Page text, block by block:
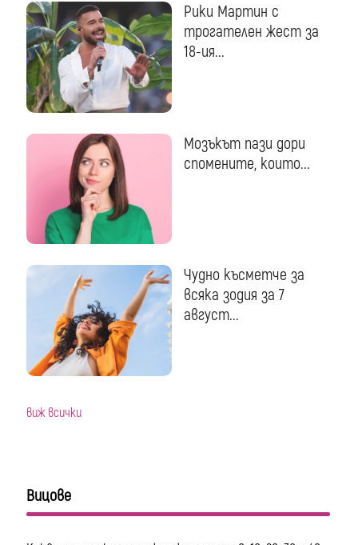
Рики Мартин с
трогателен жест за
18-ия...
Мозъкът пази дори
спомените, които...
Чудно късметче за
всяка зодия за 7
август...
виж всички
Вицове